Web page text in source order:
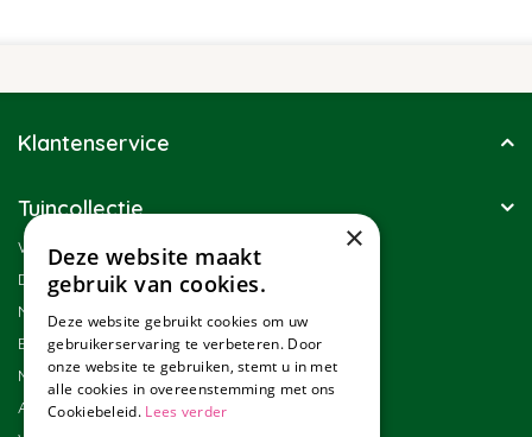
Klantenservice
Tuincollectie
Winkel
Duurzaamheid
Nieuwsbrief
Blog
Merken
Assortiment
×
Deze website maakt
gebruik van cookies.
Deze website gebruikt cookies om uw
gebruikerservaring te verbeteren. Door
onze website te gebruiken, stemt u in met
alle cookies in overeenstemming met ons
Cookiebeleid. Lees verder